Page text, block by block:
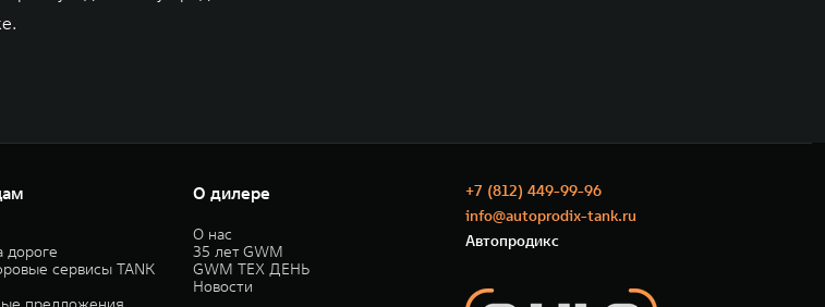
сервисы TANK
О дилере
О нас
35 лет GWM
GWM ТЕХ ДЕНЬ
Новости
+7 (812) 449-99-96
info@autoprodix-tank.ru
Автопродикс